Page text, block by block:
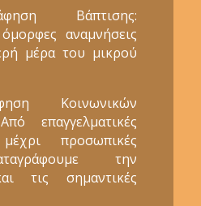
Βάπτισης:
αναμνήσεις
μέρα του μικρού
Κοινωνικών
επαγγελματικές
μέχρι προσωπικές
την
τις σημαντικές